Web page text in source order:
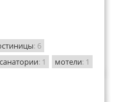
: 6
санатории: 1 мотели: 1